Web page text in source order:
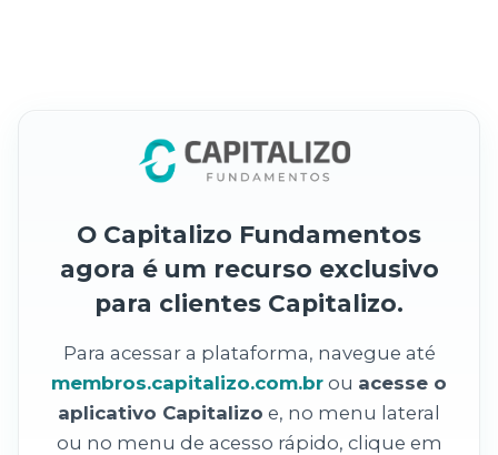
O Capitalizo Fundamentos
agora é um recurso exclusivo
para clientes Capitalizo.
Para acessar a plataforma, navegue até
membros.capitalizo.com.br ou acesse o
aplicativo Capitalizo e, no menu lateral
ou no menu de acesso rápido, clique em